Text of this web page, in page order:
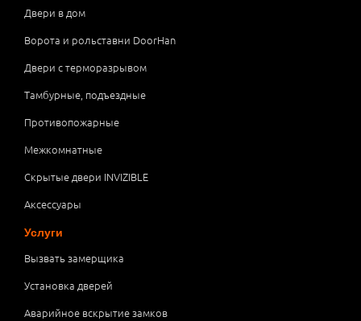
Двери в дом
Ворота и рольставни DoorHan
Двери с терморазрывом
Тамбурные, подъездные
Противопожарные
Межкомнатные
Скрытые двери INVIZIBLE
Аксессуары
Услуги
Вызвать замерщика
Установка дверей
Аварийное вскрытие замков